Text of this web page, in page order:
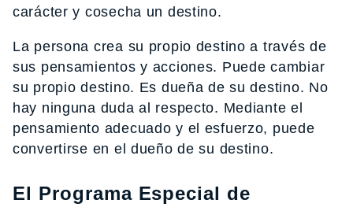
carácter y cosecha un destino.
La persona crea su propio destino a través de
sus pensamientos y acciones. Puede cambiar
su propio destino. Es dueña de su destino. No
hay ninguna duda al respecto. Mediante el
pensamiento adecuado y el esfuerzo, puede
convertirse en el dueño de su destino.
El Programa Especial de